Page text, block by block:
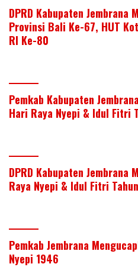
DPRD Kabupaten Jembrana
Provinsi Bali Ke-67, HUT
RI Ke-80
Pemkab Kabupaten
Hari Raya Nyepi & Idul Fitri
DPRD Kabupaten Jembrana
Raya Nyepi & Idul Fitri
Pemkab Jembrana
Nyepi 1946